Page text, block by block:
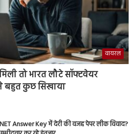
वायरल
तो भारत लौटे सॉफ्टवेयर
बहुत कुछ सिखाया
Answer Key में देरी की वजह पेपर लीक विवाद?